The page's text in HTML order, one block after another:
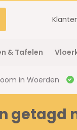
& Tafelen
in Woerden
getagd